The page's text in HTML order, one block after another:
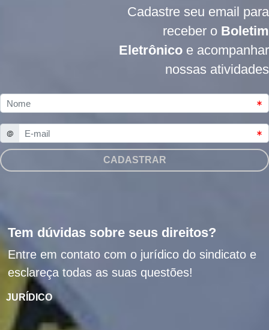
Cadastre seu email para
receber o Boletim
Eletrônico e acompanhar
nossas atividades
Tem dúvidas sobre seus direitos?
Entre em contato com o jurídico do sindicato e
esclareça todas as suas questões!
JURÍDICO